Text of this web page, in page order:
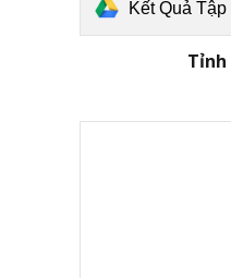
Kết Quả
Tỉnh